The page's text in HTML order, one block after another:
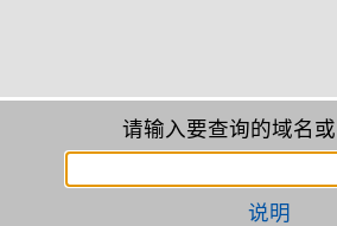
请输入要查询的域名
说明